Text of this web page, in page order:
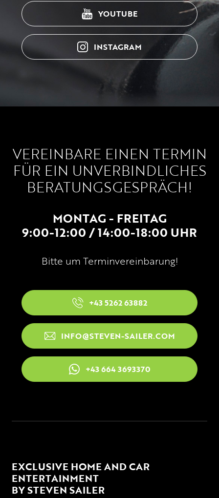
YOUTUBE
INSTAGRAM
VEREINBARE EINEN TERMIN
FÜR EIN UNVERBINDLICHES
BERATUNGSGESPRÄCH!
MONTAG - FREITAG
9:00-12:00 / 14:00-18:00 UHR
Bitte um Terminvereinbarung!
+43 5262 63882
INFO@STEVEN-SAILER.COM
+43 664 3693370
EXCLUSIVE HOME AND CAR
ENTERTAINMENT
BY STEVEN SAILER